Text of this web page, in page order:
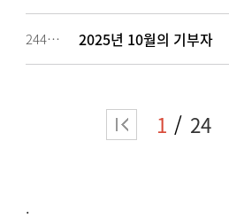
244476 2025년 10월의 기부자
1 24
.